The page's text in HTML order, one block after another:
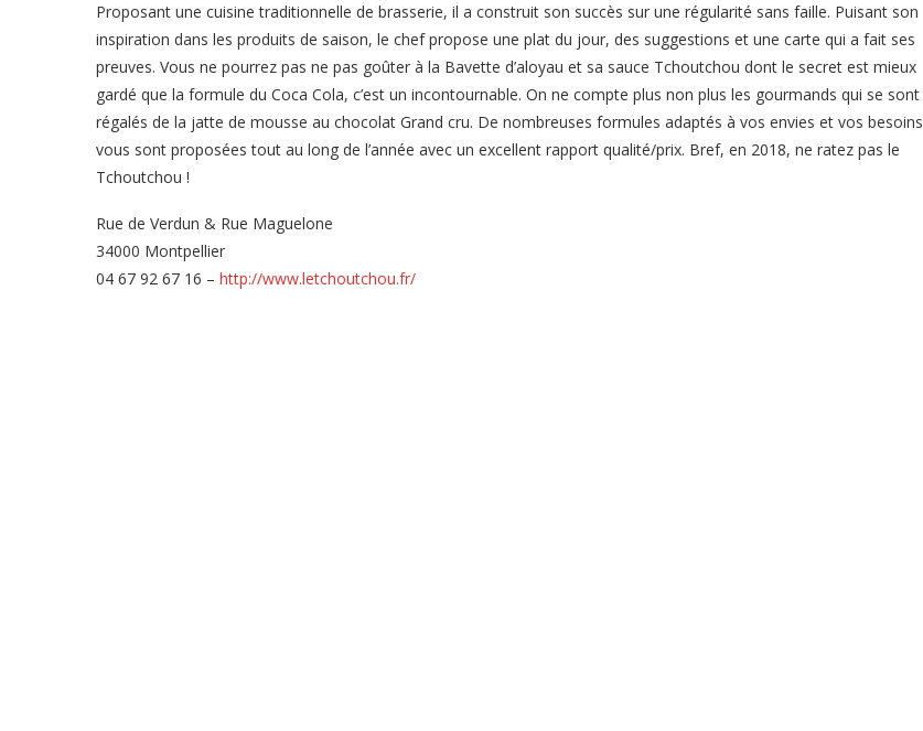
Proposant une cuisine traditionnelle de brasserie, il a construit son succès sur une régularité sans faille. Puisant son
inspiration dans les produits de saison, le chef propose une plat du jour, des suggestions et une carte qui a fait ses
preuves. Vous ne pourrez pas ne pas goûter à la Bavette d’aloyau et sa sauce Tchoutchou dont le secret est mieux
gardé que la formule du Coca Cola, c’est un incontournable. On ne compte plus non plus les gourmands qui se sont
régalés de la jatte de mousse au chocolat Grand cru. De nombreuses formules adaptés à vos envies et vos besoins
vous sont proposées tout au long de l’année avec un excellent rapport qualité/prix. Bref, en 2018, ne ratez pas le
Tchoutchou !
Rue de Verdun & Rue Maguelone
34000 Montpellier
04 67 92 67 16 – http://www.letchoutchou.fr/